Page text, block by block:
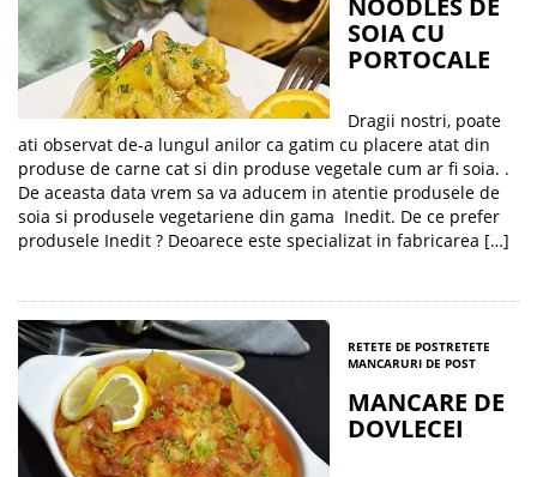
NOODLES DE
SOIA CU
PORTOCALE
Dragii nostri, poate
ati observat de-a lungul anilor ca gatim cu placere atat din
produse de carne cat si din produse vegetale cum ar fi soia. .
De aceasta data vrem sa va aducem in atentie produsele de
soia si produsele vegetariene din gama Inedit. De ce prefer
produsele Inedit ? Deoarece este specializat in fabricarea […]
RETETE DE POSTRETETE
MANCARURI DE POST
MANCARE DE
DOVLECEI